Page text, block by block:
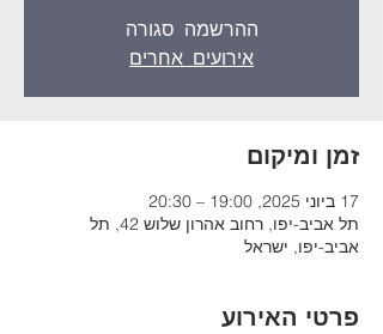
ההרשמה סגורה
אירועים אחרים
זמן ומיקום
17 ביוני 2025, 19:00 – 20:30
תל אביב-יפו, רחוב אהרון שלוש 42, תל
אביב-יפו, ישראל
פרטי האירוע